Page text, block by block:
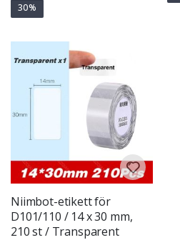
30%
Niimbot-etikett för
D101/110 / 14 x 30 mm,
210 st / Transparent